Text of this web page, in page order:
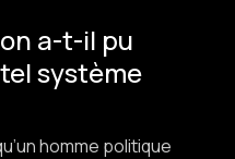
a-t-il pu
système
homme politique